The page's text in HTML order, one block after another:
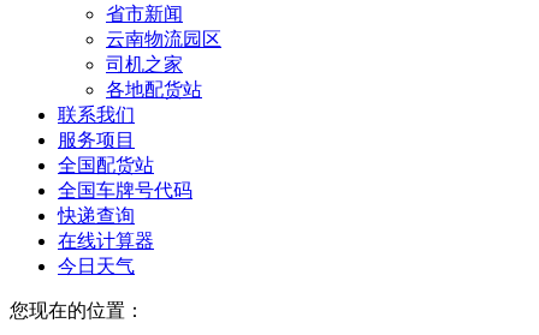
省市新闻
云南物流园区
司机之家
各地配货站
联系我们
服务项目
全国配货站
全国车牌号代码
快递查询
在线计算器
今日天气
您现在的位置：